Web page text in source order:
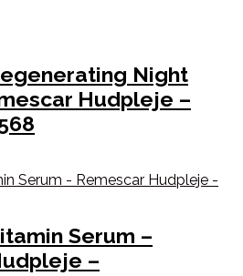
Night
Hudpleje –
Serum –
–